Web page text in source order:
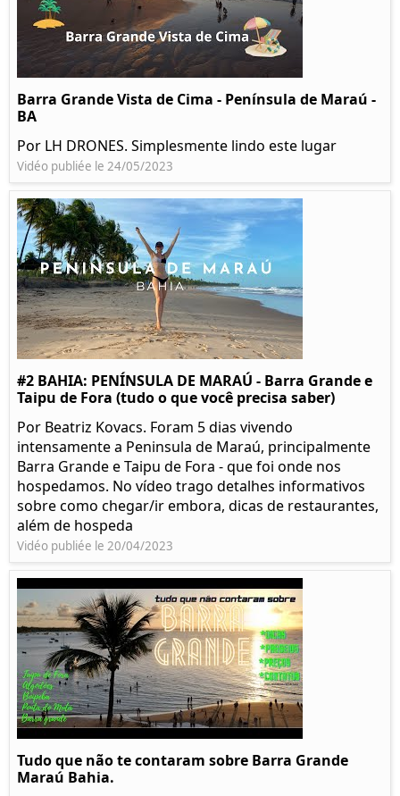
Barra Grande Vista de Cima - Península de Maraú -
BA
Por LH DRONES. Simplesmente lindo este lugar
Vidéo publiée le 24/05/2023
#2 BAHIA: PENÍNSULA DE MARAÚ - Barra Grande e
Taipu de Fora (tudo o que você precisa saber)
Por Beatriz Kovacs. Foram 5 dias vivendo
intensamente a Peninsula de Maraú, principalmente
Barra Grande e Taipu de Fora - que foi onde nos
hospedamos. No vídeo trago detalhes informativos
sobre como chegar/ir embora, dicas de restaurantes,
além de hospeda
Vidéo publiée le 20/04/2023
Tudo que não te contaram sobre Barra Grande
Maraú Bahia.